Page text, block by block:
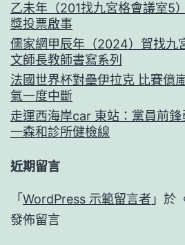
乙未年（201找九宮格會議室5
獎投票啟事
儒家網甲辰年（2024）賀找九
文師長教師書寫系列
法國世界杯對壘伊拉克 比賽億
氣一度中斷
走運西海岸car 東站：黨員前
一森和診所健檢線
近期留言
「 WordPress 示範留言者 」於
發佈留言